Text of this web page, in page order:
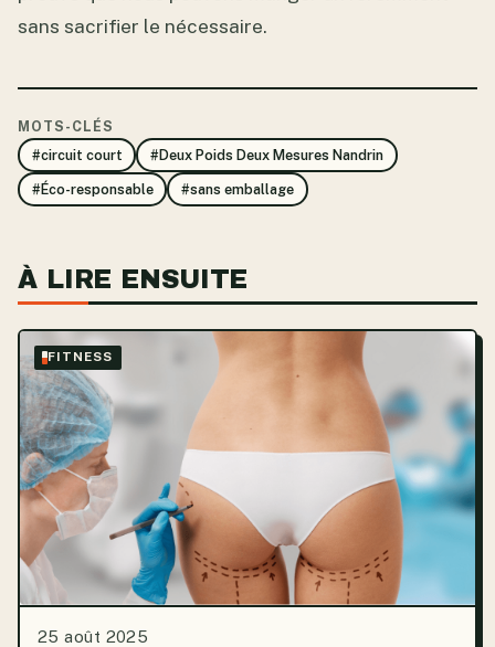
sans sacrifier le nécessaire.
MOTS-CLÉS
#circuit court
#Deux Poids Deux Mesures Nandrin
#Éco-responsable #sans emballage
À LIRE ENSUITE
FITNESS
25 août 2025